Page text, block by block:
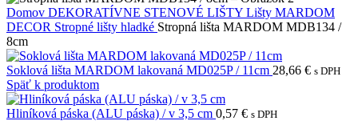
Domov DEKORATÍVNE STENOVÉ LIŠTY Lišty MARDOM
DECOR Stropné lišty hladké Stropná lišta MARDOM MDB134 /
8cm
Soklová lišta MARDOM lakovaná MD025P / 11cm 28,66 € s DPH
Späť k produktom
Hliníková páska (ALU páska) / v 3,5 cm 0,57 € s DPH